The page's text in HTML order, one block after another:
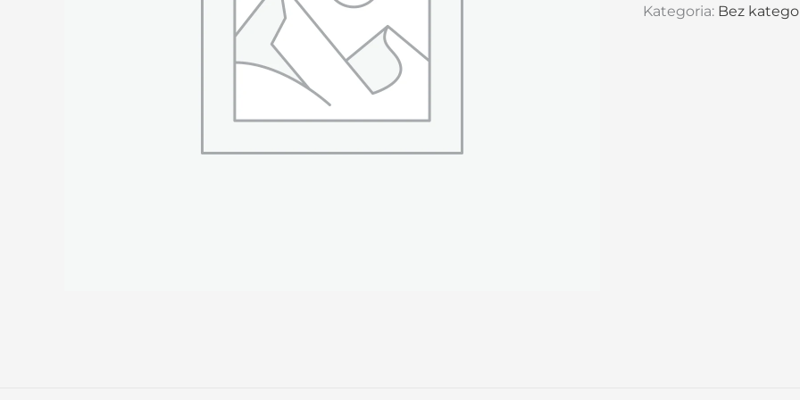
Kategoria: Bez